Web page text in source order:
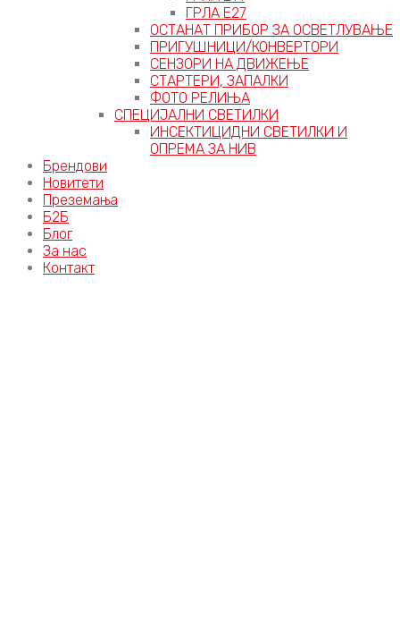
ГРЛА Е27
ОСТАНАТ ПРИБОР ЗА ОСВЕТЛУВАЊЕ
ПРИГУШНИЦИ/КОНВЕРТОРИ
СЕНЗОРИ НА ДВИЖЕЊЕ
СТАРТЕРИ, ЗАПАЛКИ
ФОТО РЕЛИЊА
СПЕЦИЈАЛНИ СВЕТИЛКИ
ИНСЕКТИЦИДНИ СВЕТИЛКИ И
ОПРЕМА ЗА НИВ
Брендови
Новитети
Преземања
Б2Б
Блог
За нас
Контакт